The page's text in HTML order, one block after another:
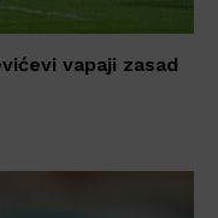
vapaji zasad